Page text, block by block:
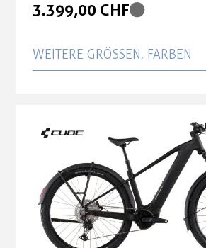
3.399,00 CHF
WEITERE GRÖSSEN, FARBEN
3.399,00 CHF
Cube Reaction Hybrid Pro
blackline Größe: XL
3.399,00 CHF